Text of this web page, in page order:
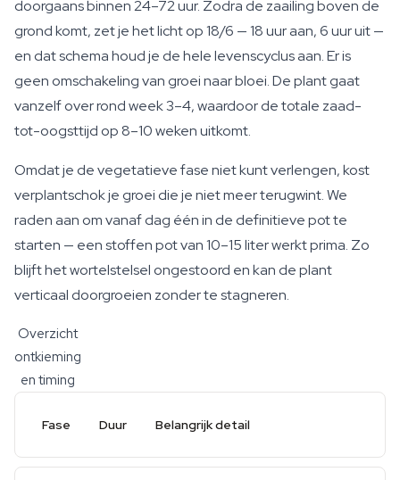
doorgaans binnen 24–72 uur. Zodra de zaailing boven de
grond komt, zet je het licht op 18/6 — 18 uur aan, 6 uur uit —
en dat schema houd je de hele levenscyclus aan. Er is
geen omschakeling van groei naar bloei. De plant gaat
vanzelf over rond week 3–4, waardoor de totale zaad-
tot-oogsttijd op 8–10 weken uitkomt.
Omdat je de vegetatieve fase niet kunt verlengen, kost
verplantschok je groei die je niet meer terugwint. We
raden aan om vanaf dag één in de definitieve pot te
starten — een stoffen pot van 10–15 liter werkt prima. Zo
blijft het wortelstelsel ongestoord en kan de plant
verticaal doorgroeien zonder te stagneren.
Overzicht
ontkieming
en timing
Fase Duur Belangrijk detail